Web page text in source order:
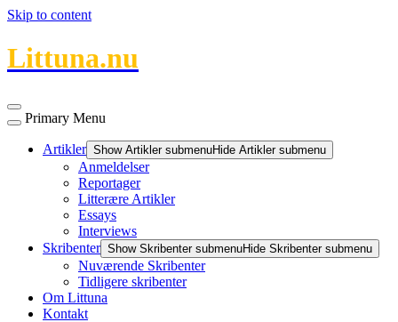
Skip to content
Littuna.nu
Primary Menu
Artikler Show Artikler submenuHide Artikler submenu
Anmeldelser
Reportager
Litterære Artikler
Essays
Interviews
Skribenter Show Skribenter submenuHide Skribenter submenu
Nuværende Skribenter
Tidligere skribenter
Om Littuna
Kontakt